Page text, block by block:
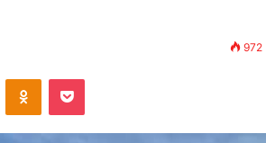
972